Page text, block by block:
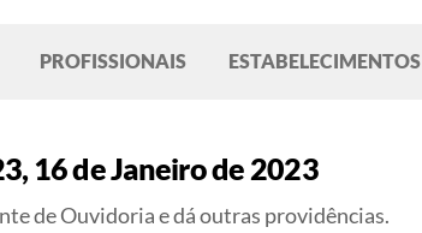
PROFISSIONAIS ESTABELECIMENTOS
16 de Janeiro de 2023
de Ouvidoria e dá outras providências.